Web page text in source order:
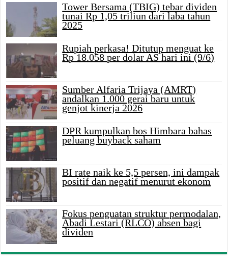
Tower Bersama (TBIG) tebar dividen
tunai Rp 1,05 triliun dari laba tahun
2025
Rupiah perkasa! Ditutup menguat ke
Rp 18.058 per dolar AS hari ini (9/6)
Sumber Alfaria Trijaya (AMRT)
andalkan 1.000 gerai baru untuk
genjot kinerja 2026
DPR kumpulkan bos Himbara bahas
peluang buyback saham
BI rate naik ke 5,5 persen, ini dampak
positif dan negatif menurut ekonom
Fokus penguatan struktur permodalan,
Abadi Lestari (RLCO) absen bagi
dividen